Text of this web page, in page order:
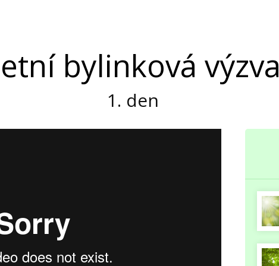
bylinková výzva
1. den